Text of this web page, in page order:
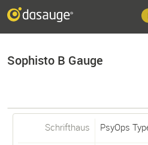
Sophisto B Gauge
Schrifthaus PsyOps